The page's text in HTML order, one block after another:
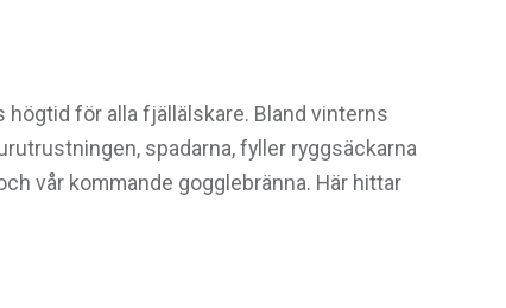
för alla fjällälskare. Bland vinterns
spadarna, fyller ryggsäckarna
vår kommande gogglebränna. Här hittar